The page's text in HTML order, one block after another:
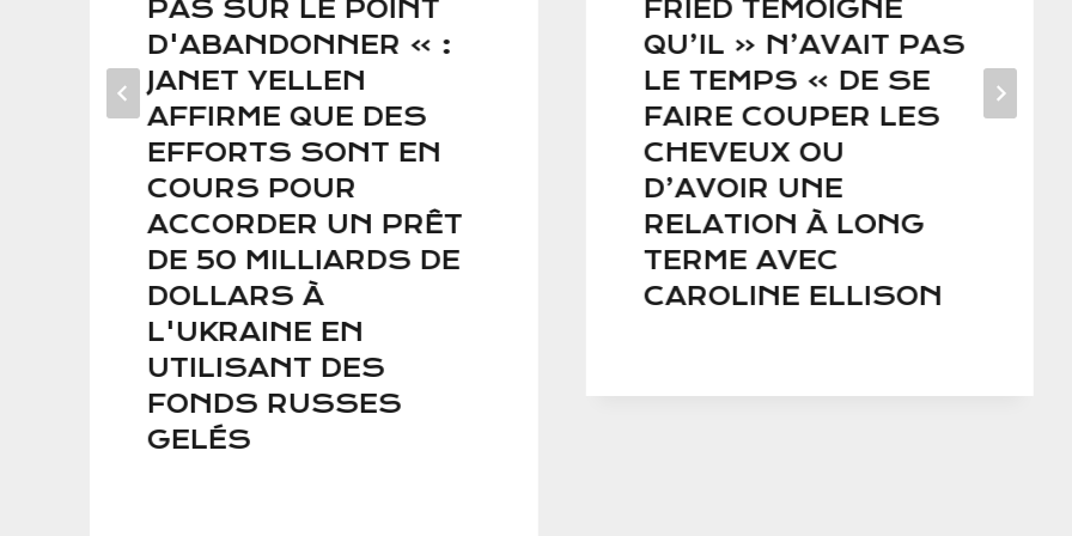
PAS SUR LE POINT
D'ABANDONNER » :
JANET YELLEN
AFFIRME QUE DES
EFFORTS SONT EN
COURS POUR
ACCORDER UN PRÊT
DE 50 MILLIARDS DE
DOLLARS À
L'UKRAINE EN
UTILISANT DES
FONDS RUSSES
GELÉS
FRIED TÉMOIGNE
QU’IL « N’AVAIT PAS
LE TEMPS » DE SE
FAIRE COUPER LES
CHEVEUX OU
D’AVOIR UNE
RELATION À LONG
TERME AVEC
CAROLINE ELLISON